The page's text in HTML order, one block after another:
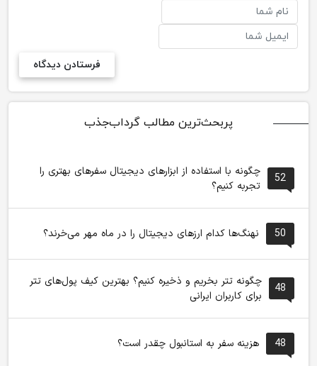
پربحث‌ترین مطالب گرداب‌جذب
52
چگونه با استفاده از ابزارهای دیجیتال سفرهای بهتری را
تجربه کنیم؟
50 نهنگ‌ها کدام ارزهای دیجیتال را در ماه مهر می‌خرند؟
48
چگونه تتر بخریم و ذخیره کنیم؟ بهترین کیف پول‌های تتر
برای کاربران ایرانی
48 هزینه سفر به استانبول چقدر است؟